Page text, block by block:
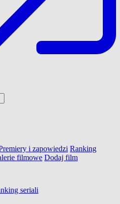
i zapowiedzi Ranking
filmowe Dodaj film
seriali